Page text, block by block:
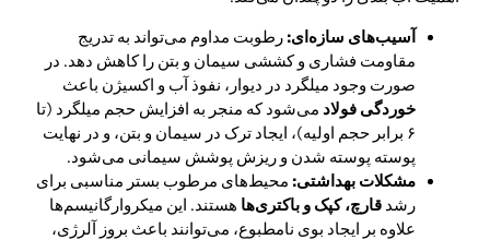
آسیب‌های سازه‌ای: رطوبت مداوم می‌تواند به تدریج
مقاومت فشاری و کششی سیمان و بتن را کاهش دهد. در
صورت وجود میلگرد در دیوار، نفوذ آب و اکسیژن باعث
خوردگی فولاد می‌شود که منجر به افزایش حجم میلگرد (تا
۶ برابر حجم اولیه)، ایجاد ترک در سیمان و بتن، و در نهایت
پوسته پوسته شدن و ریزش پوشش سیمانی می‌شود.
مشکلات بهداشتی: محیط‌های مرطوب بستر مناسبی برای
رشد قارچ، کپک و باکتری‌ها هستند. این میکروارگانیسم‌ها
علاوه بر ایجاد بوی نامطبوع، می‌توانند باعث بروز آلرژی،